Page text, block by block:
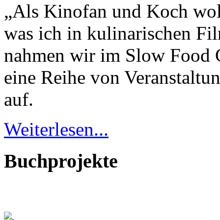
„Als Kinofan und Koch
was ich in kulinarischen
nahmen wir im Slow Food
eine Reihe von
auf.
Weiterlesen...
Buchprojekte